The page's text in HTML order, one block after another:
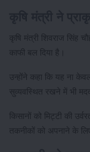
कृषि मंत्री शिवराज सिंह
काफी बल दिया है।
उन्होंने कहा कि यह ना
सुव्यवस्थित रखने में भी
किसानों को मिट्टी की
तकनीकों को अपनाने के लिए